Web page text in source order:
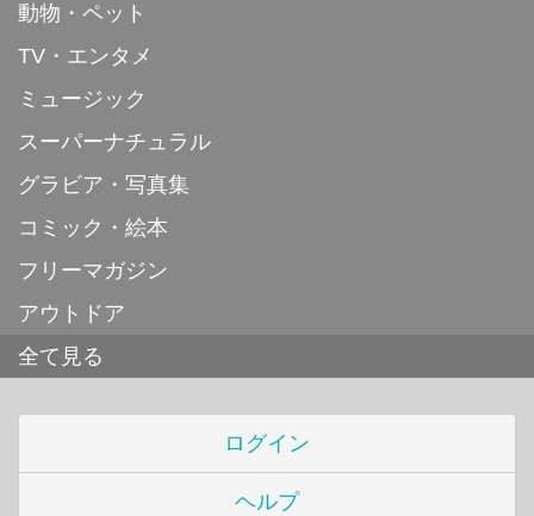
動物・ペット
TV・エンタメ
ミュージック
スーパーナチュラル
グラビア・写真集
コミック・絵本
フリーマガジン
アウトドア
全て見る
ログイン
ヘルプ